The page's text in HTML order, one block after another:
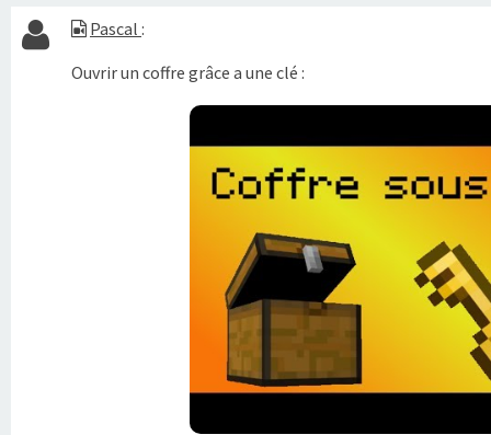
Pascal :
Ouvrir un coffre grâce a une clé :